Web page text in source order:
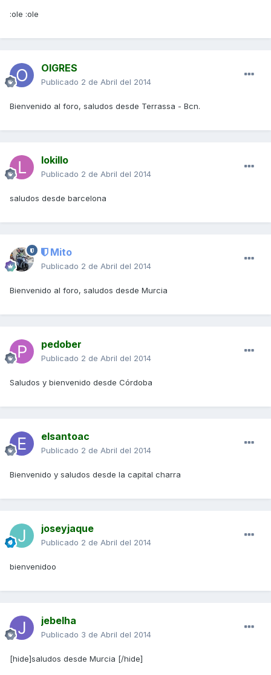
:ole :ole
OIGRES
Publicado 2 de Abril del 2014
Bienvenido al foro, saludos desde Terrassa - Bcn.
lokillo
Publicado 2 de Abril del 2014
saludos desde barcelona
Mito
Publicado 2 de Abril del 2014
Bienvenido al foro, saludos desde Murcia
pedober
Publicado 2 de Abril del 2014
Saludos y bienvenido desde Córdoba
elsantoac
Publicado 2 de Abril del 2014
Bienvenido y saludos desde la capital charra
joseyjaque
Publicado 2 de Abril del 2014
bienvenidoo
jebelha
Publicado 3 de Abril del 2014
[hide]saludos desde Murcia [/hide]